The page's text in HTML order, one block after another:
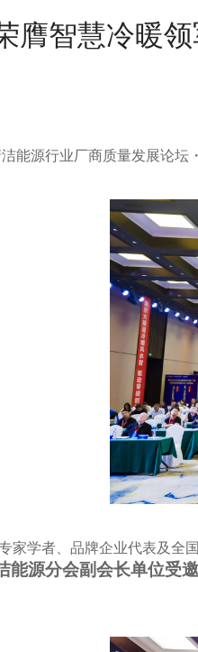
膺智慧冷暖
洁能源行业厂商质量发展论
家学者、品牌企业代表及全
能源分会副会长单位受